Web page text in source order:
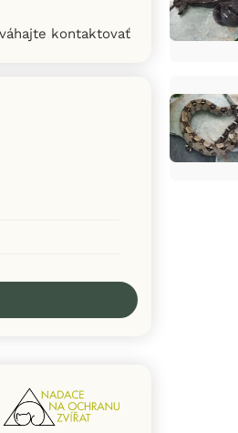
kontaktovať